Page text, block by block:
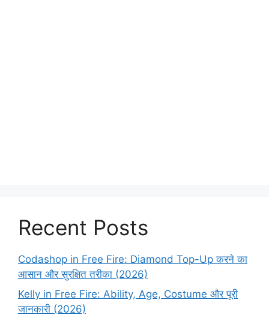
Recent Posts
Codashop in Free Fire: Diamond Top-Up करने का
आसान और सुरक्षित तरीका (2026)
Kelly in Free Fire: Ability, Age, Costume और पूरी
जानकारी (2026)